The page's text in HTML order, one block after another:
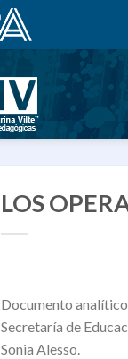
LOS
Documento
Secretaría de
Sonia Alesso.